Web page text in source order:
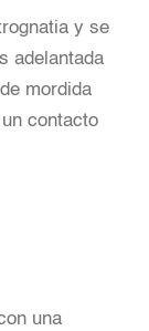
y se
adelantada
mordida
contacto
una